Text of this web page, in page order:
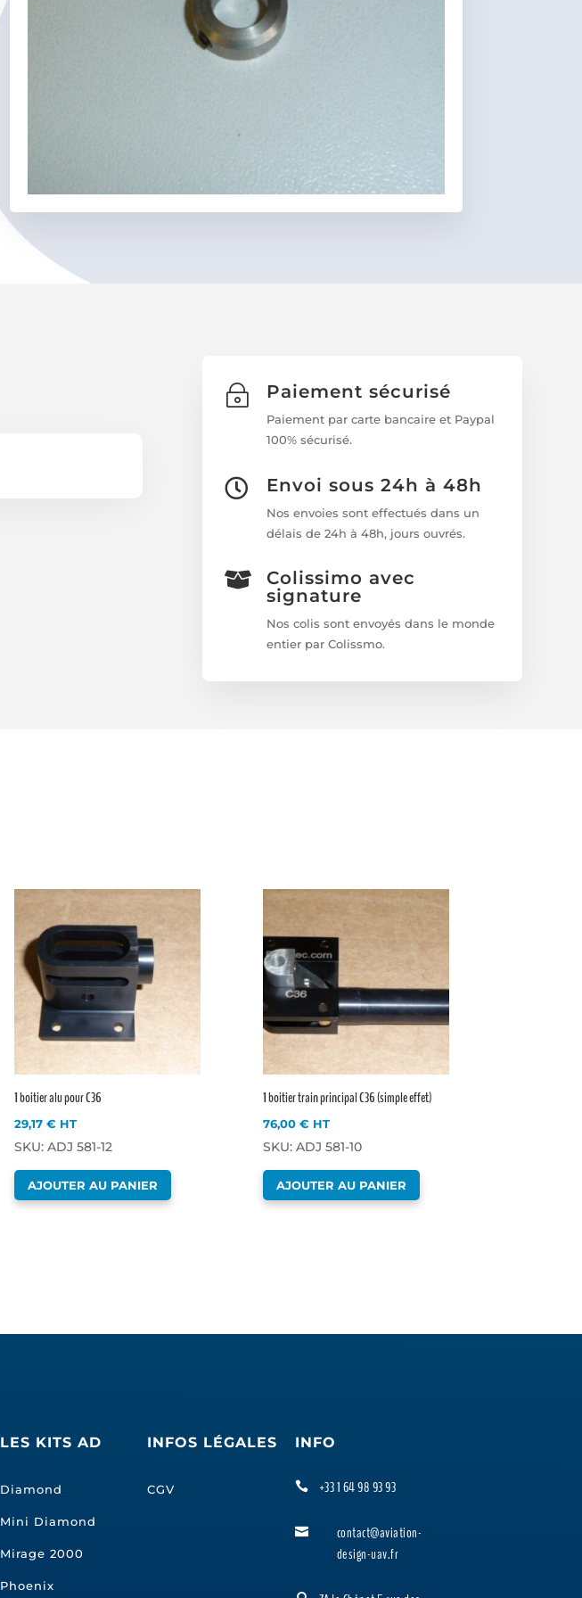
~ Paiement sécurisé
Paiement par carte bancaire et Paypal
100% sécurisé.
 Envoi sous 24h à 48h
Nos envoies sont effectués dans un
délais de 24h à 48h, jours ouvrés.

Colissimo avec
signature
Nos colis sont envoyés dans le monde
entier par Colissmo.
1 boitier alu pour C36
29,17€ HT
SKU: ADJ 581-12
AJOUTER AU PANIER
1 boitier train principal C36 (simple effet)
76,00€ HT
SKU: ADJ 581-10
AJOUTER AU PANIER
LES KITS AD
Diamond
Mini Diamond
Mirage 2000
Phoenix
INFOS LÉGALES
CGV
INFO
 +33 1 64 98 93 93

contact@aviation-
design-uav.fr